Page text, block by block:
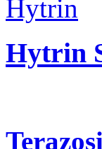
Hytrin